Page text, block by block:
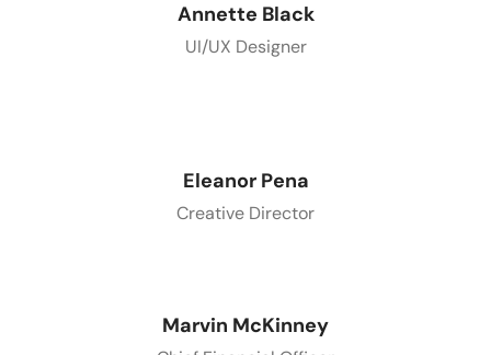
Annette Black
UI/UX Designer
Eleanor Pena
Creative Director
Marvin McKinney